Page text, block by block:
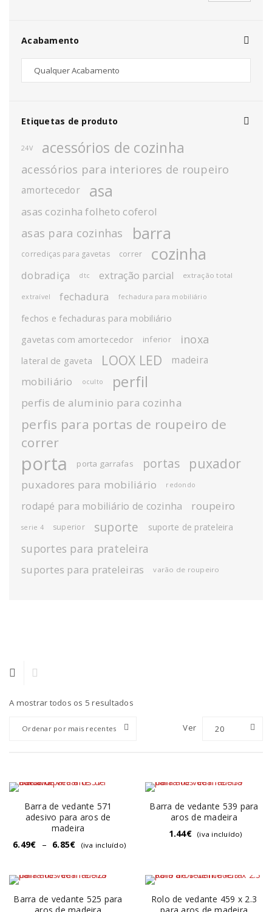
Acabamento
Etiquetas de produto
24V acessórios de cozinha
acessórios para interiores de roupeiro
amortecedor asa
asas cozinha folheto coferol
asas para cozinhas barra
corrediças para gavetas correr cozinha
dobradiça dtc extração parcial extração total
extraível fechadura fechadura para mobiliário
fechos e fechaduras para mobiliário
gavetas com amortecedor
inferior inoxa
lateral de gaveta LOOX LED madeira
mobiliário oculto perfil
perfis de aluminio para cozinha
perfis para portas de roupeiro de
correr
porta porta garrafas portas puxador
puxadores para mobiliário redondo
rodapé para mobiliário de cozinha roupeiro
serie 4 superior suporte suporte de prateleira
suportes para prateleira
suportes para prateleiras varão de roupeiro
A mostrar todos os 5 resultados
Ordenar por mais recentes Ver 20
Barra de vedante 571
adesivo para aros de
madeira
6.49€ – 6.85€ (iva incluído)
Barra de vedante 539 para
aros de madeira
1.44€ (iva incluído)
Barra de vedante 525 para
aros de madeira
Rolo de vedante 459 x 2.3
para aros de madeira